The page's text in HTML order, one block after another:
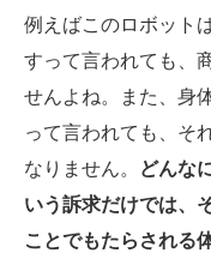
例えばこのロボット
すって言われても、
せんよね。また、身
って言われても、そ
なりません。
どんな
いう訴求だけでは、
ことでもたらされる